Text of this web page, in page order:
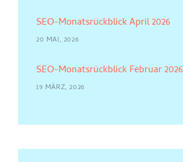
SEO-Monatsrückblick April 2026
20 MAI, 2026
SEO-Monatsrückblick Februar 2026
19 MÄRZ, 2026